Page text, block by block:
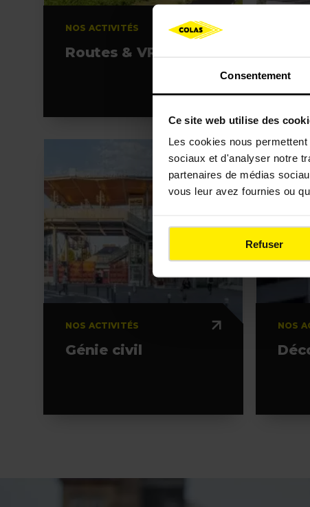
Consentement
Ce site web utilise des
Les cookies nous
sociaux et d'analyser notre
partenaires de médias
vous leur avez fournies ou
Refuser
NOS ACTIVITÉS
Routes & VRD
NOS ACTIVITÉS
Génie civil
NOS